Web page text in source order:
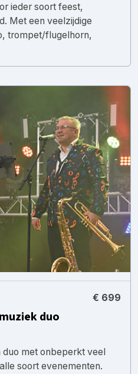
ieder soort feest,
Met een veelzijdige
trompet/flugelhorn,
€ 699
duo
duo met onbeperkt veel
soort evenementen.